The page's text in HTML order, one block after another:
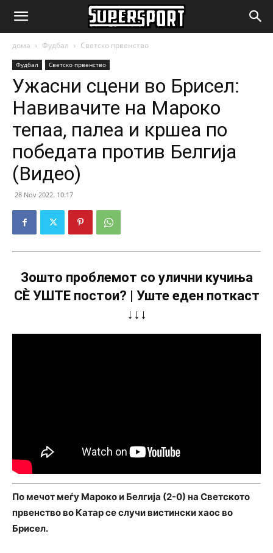
SuperSport.mk
дома Фудбал Светско првенство
Фудбал Светско првенство
Ужасни сцени во Брисел:
Навивачите на Мароко
тепаа, палеа и кршеа по
победата против Белгија
(Видео)
28 Nov 2022. 10:17
Зошто проблемот со улични кучиња
СÈ УШТЕ постои? | Уште еден поткаст
↓↓↓
По мечот меѓу Мароко и Белгија (2-0) на Светското
првенство во Катар се случи вистински хаос во
Брисел.